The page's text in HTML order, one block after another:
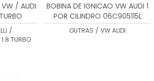
VW / AUDI
/
TURBO
BOBINA DE IGNICAO VW AUDI 1
POR CILINDRO 06C905115L
OUTRAS / VW AUDI